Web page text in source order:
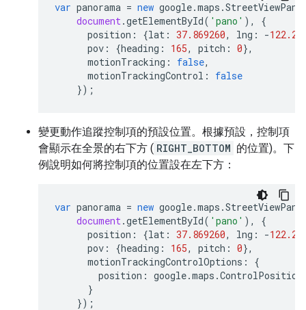
var panorama = new google.maps .
document.getElementById( 'pano' ),
{
position : {lat : 37.869260, lng : -
pov : {heading : 165, pitch : 0},
motionTracking : false,
motionTrackingControl :
false
});
變更動作追蹤控制項的預設位置。根據預設，控制項
會顯示在全景的右下方 ( RIGHT_BOTTOM 的位置)。下
例說明如何將控制項的位置設在左下方：
var panorama = new google.maps .
document.getElementById( 'pano' ),
{
position : {lat : 37.869260, lng : -
pov : {heading : 165, pitch : 0},
motionTrackingControlOptions :
{
position : google.maps .ControlPosition
}
});